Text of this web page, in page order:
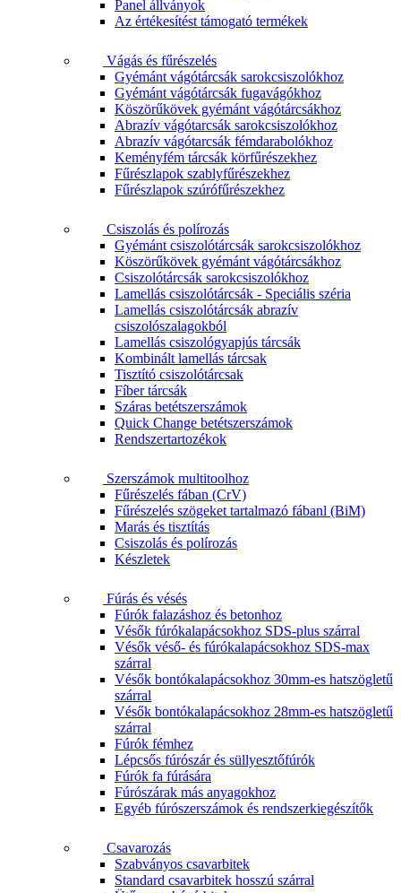
Panel állványok
Az értékesítést támogató termékek
Vágás és fűrészelés
Gyémánt vágótárcsák sarokcsiszolókhoz
Gyémánt vágótárcsák fugavágókhoz
Köszörűkövek gyémánt vágótárcsákhoz
Abrazív vágótarcsák sarokcsiszolókhoz
Abrazív vágótarcsák fémdarabolókhoz
Keményfém tárcsák körfűrészekhez
Fűrészlapok szablyfűrészekhez
Fűrészlapok szúrófűrészekhez
Csiszolás és polírozás
Gyémánt csiszolótárcsák sarokcsiszolókhoz
Köszörűkövek gyémánt vágótárcsákhoz
Csiszolótárcsák sarokcsiszolókhoz
Lamellás csiszolótárcsák - Speciális széria
Lamellás csiszolótárcsák abrazív
csiszolószalagokból
Lamellás csiszológyapjús tárcsák
Kombinált lamellás tárcsak
Tisztító csiszolótárcsak
Fíber tárcsák
Száras betétszerszámok
Quick Change betétszerszámok
Rendszertartozékok
Szerszámok multitoolhoz
Fűrészelés fában (CrV)
Fűrészelés szögeket tartalmazó fábanl (BiM)
Marás és tisztítás
Csiszolás és polírozás
Készletek
Fúrás és vésés
Fúrók falazáshoz és betonhoz
Vésők fúrókalapácsokhoz SDS-plus szárral
Vésők véső- és fúrókalapácsokhoz SDS-max
szárral
Vésők bontókalapácsokhoz 30mm-es hatszögletű
szárral
Vésők bontókalapácsokhoz 28mm-es hatszögletű
szárral
Fúrók fémhez
Lépcsős fúrószár és süllyesztőfúrók
Fúrók fa fúrására
Fúrószárak más anyagokhoz
Egyéb fúrószerszámok és rendszerkiegészítők
Csavarozás
Szabványos csavarbitek
Standard csavarbitek hosszú szárral